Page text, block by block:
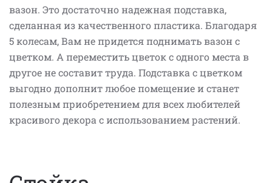
вазон. Это достаточно надежная подставка,
сделанная из качественного пластика. Благодаря
5 колесам, Вам не придется поднимать вазон с
цветком. А переместить цветок с одного места в
другое не составит труда. Подставка с цветком
выгодно дополнит любое помещение и станет
полезным приобретением для всех любителей
красивого декора с использованием растений.